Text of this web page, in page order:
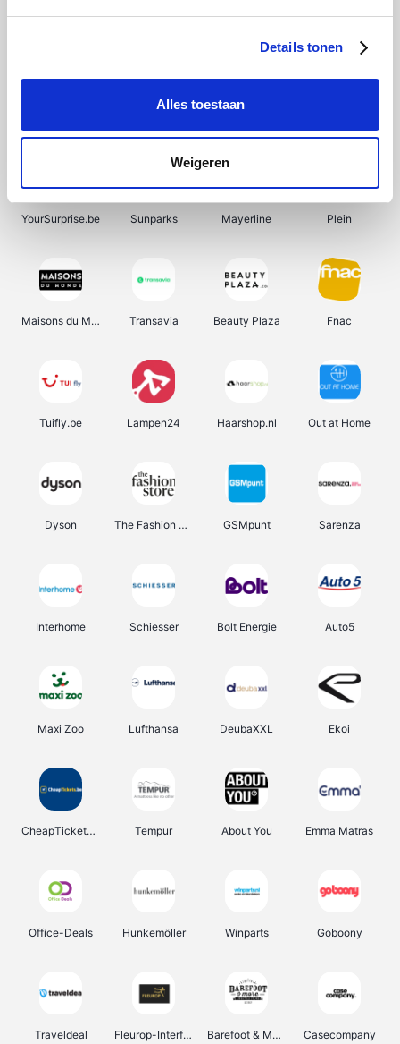
Details tonen
Alles toestaan
Weigeren
Shein Bergfreunde SupraBazar Smartwatchbanden
YourSurprise.be Sunparks Mayerline Plein
Maisons du Monde Transavia Beauty Plaza Fnac
Tuifly.be Lampen24 Haarshop.nl Out at Home
Dyson The Fashion Store GSMpunt Sarenza
Interhome Schiesser Bolt Energie Auto5
Maxi Zoo Lufthansa DeubaXXL Ekoi
CheapTickets.be Tempur About You Emma Matras
Office-Deals Hunkemöller Winparts Goboony
Traveldeal Fleurop-Interflora Barefoot & More Casecompany